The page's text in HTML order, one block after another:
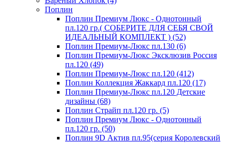
Поплин
Поплин Премиум Люкс - Однотонный
пл.120 гр.( СОБЕРИТЕ ДЛЯ СЕБЯ СВОЙ
ИДЕАЛЬНЫЙ КОМПЛЕКТ ) (52)
Поплин Премиум-Люкс пл.130 (6)
Поплин Премиум-Люкс Эксклюзив Россия
пл.120 (49)
Поплин Премиум-Люкс пл.120 (412)
Поплин Коллекция Жаккард пл.120 (17)
Поплин Премиум-Люкс пл.120 Детские
дизайны (68)
Поплин Страйп пл.120 гр. (5)
Поплин Премиум Люкс - Однотонный
пл.120 гр. (50)
Поплин 9D Актив пл.95(серия Королевский